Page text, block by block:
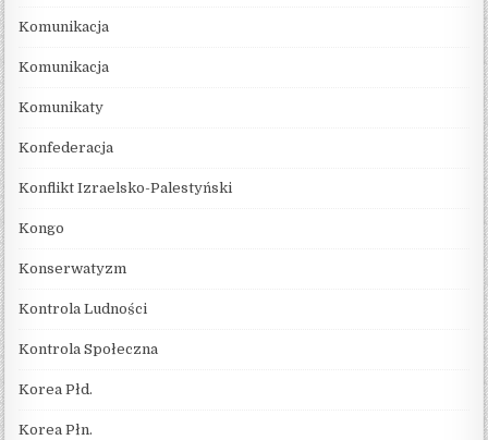
Komunikacja
Komunikacja
Komunikaty
Konfederacja
Konflikt Izraelsko-Palestyński
Kongo
Konserwatyzm
Kontrola Ludności
Kontrola Społeczna
Korea Płd.
Korea Płn.